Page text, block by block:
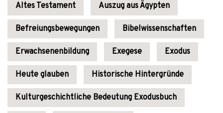
Altes Testament Auszug aus Ägypten
Befreiungsbewegungen Bibelwissenschaften
Erwachsenenbildung Exegese Exodus
Heute glauben Historische Hintergründe
Kulturgeschichtliche Bedeutung Exodusbuch